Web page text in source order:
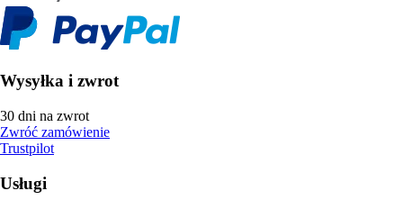
Wysyłka i zwrot
30 dni na zwrot
Zwróć zamówienie
Trustpilot
Usługi